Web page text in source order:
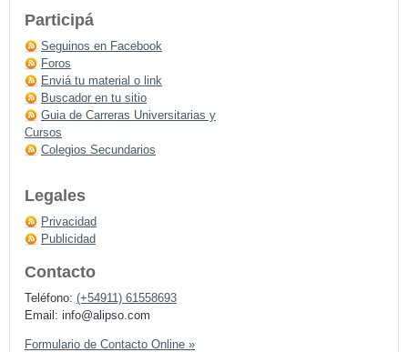
Participá
Seguinos en Facebook
Foros
Enviá tu material o link
Buscador en tu sitio
Guia de Carreras Universitarias y
Cursos
Colegios Secundarios
Legales
Privacidad
Publicidad
Contacto
Teléfono: (+54911) 61558693
Email: info@alipso.com
Formulario de Contacto Online »